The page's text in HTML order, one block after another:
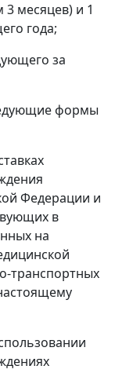
3 месяцев) и 1
года;
за
формы
Федерации и
в
на
транспортных